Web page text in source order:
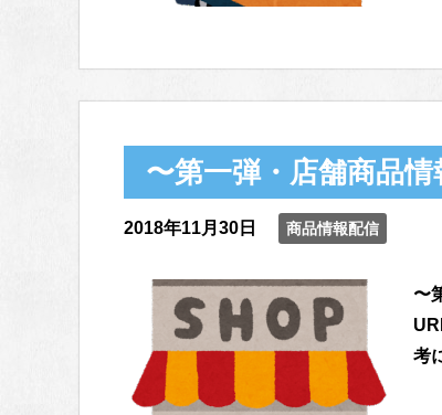
〜第一弾・店舗商品情
2018年11月30日 商品情報配信
〜
考